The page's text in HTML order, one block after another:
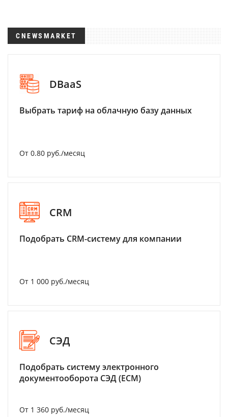
CNEWSMARKET
DBaaS
Выбрать тариф на облачную базу данных
От 0.80 руб./месяц
CRM
Подобрать CRM-систему для компании
От 1 000 руб./месяц
СЭД
Подобрать систему электронного
документооборота СЭД (ECM)
От 1 360 руб./месяц